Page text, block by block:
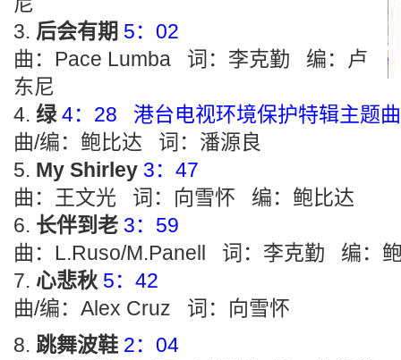
后会有期 5：02
曲：Pace Lumba 词：李克勤 编：卢
东尼
绿 4：28 港台电视环境保护特辑主题曲
曲/编：鲍比达 词：潘源良
My Shirley 3：47
曲：王文光 词：向雪怀 编：鲍比达
长伴到老 3：59
曲：L.Ruso/M.Panell 词：李克勤 编：
心悲秋 5：42
曲/编：Alex Cruz 词：向雪怀
跳舞波鞋 2：04